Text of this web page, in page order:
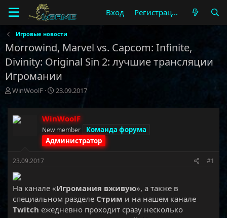
Вход Регистрация
Игровые новости
Morrowind, Marvel vs. Capcom: Infinite,
Divinity: Original Sin 2: лучшие трансляции
Игромании
А
т
о
р
ы
WinWoolF
Д
т
а
н
а
ч
23.09.2017
WinWoolF
New member
Команда форума
Администратор
23.09.2017 #1
На канале «Игромания вживую», а также в
специальном разделе Стрим и на нашем канале
Twitch ежедневно проходит сразу несколько